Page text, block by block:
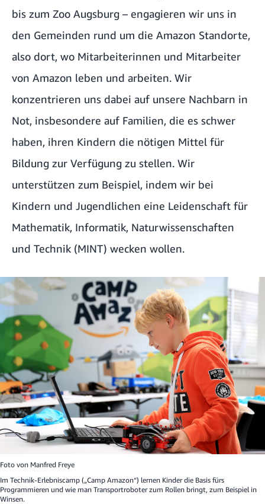
bis zum Zoo Augsburg – engagieren wir uns in
den Gemeinden rund um die Amazon Standorte,
also dort, wo Mitarbeiterinnen und Mitarbeiter
von Amazon leben und arbeiten. Wir
konzentrieren uns dabei auf unsere Nachbarn in
Not, insbesondere auf Familien, die es schwer
haben, ihren Kindern die nötigen Mittel für
Bildung zur Verfügung zu stellen. Wir
unterstützen zum Beispiel, indem wir bei
Kindern und Jugendlichen eine Leidenschaft für
Mathematik, Informatik, Naturwissenschaften
und Technik (MINT) wecken wollen.
Foto von Manfred Freye
Im Technik-Erlebniscamp („Camp Amazon“) lernen Kinder die Basis fürs
Programmieren und wie man Transportroboter zum Rollen bringt, zum Beispiel in
Winsen.